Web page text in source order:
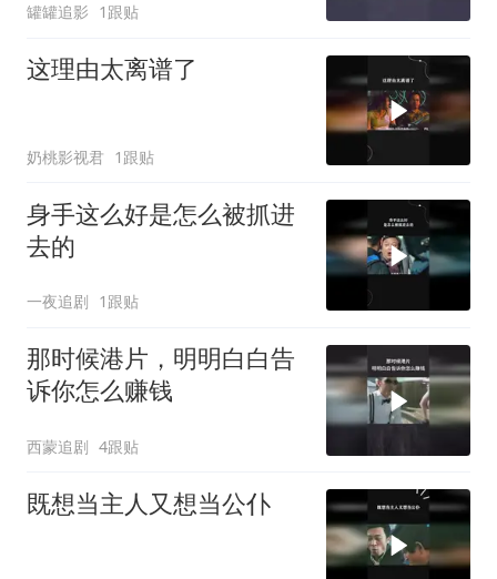
罐罐追影 1跟贴
这理由太离谱了
奶桃影视君 1跟贴
身手这么好是怎么被抓进
去的
一夜追剧 1跟贴
那时候港片，明明白白告
诉你怎么赚钱
西蒙追剧 4跟贴
既想当主人又想当公仆